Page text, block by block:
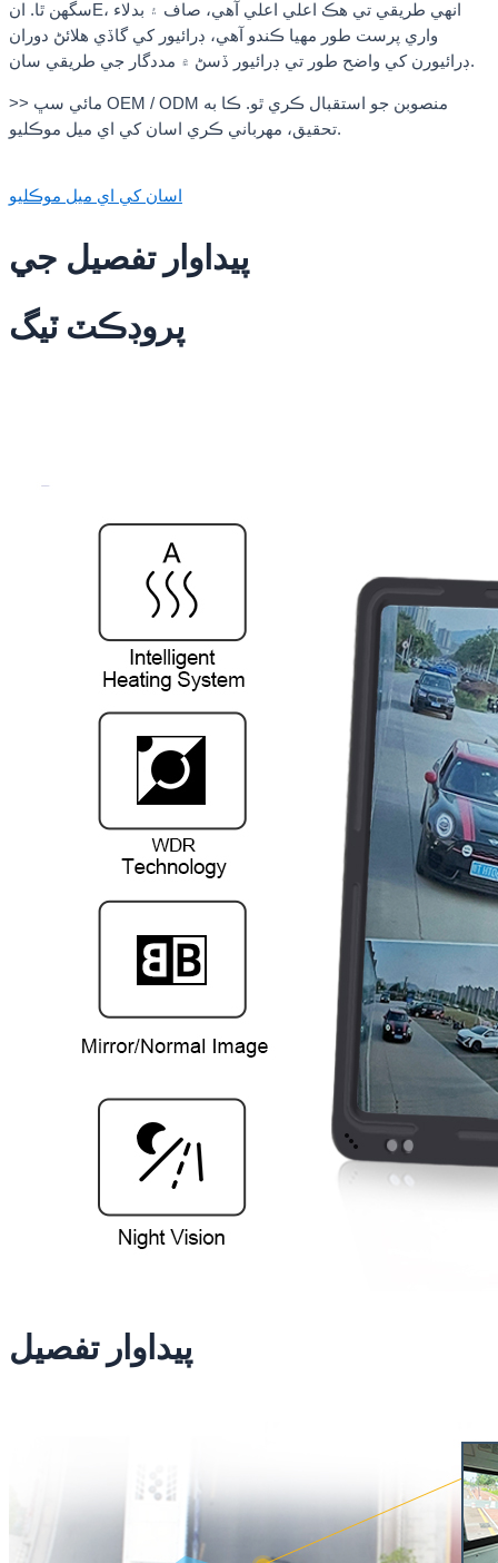
سگهن ٿا. انE، انهي طريقي تي هڪ اعلي اعلي آهي، صاف ۽ بدلاء
واري پرست طور مهيا ڪندو آهي، ڊرائيور کي گاڏي هلائڻ دوران
ڊرائيورن کي واضح طور تي ڊرائيور ڏسڻ ۾ مددگار جي طريقي سان.
>> مائي سڀ OEM / ODM منصوبن جو استقبال ڪري ٿو. ڪا به
تحقيق، مهرباني ڪري اسان کي اي ميل موڪليو.
اسان کي اي ميل موڪليو
پيداوار تفصيل جي
پروڊڪٽ ٽيگ
پيداوار تفصيل